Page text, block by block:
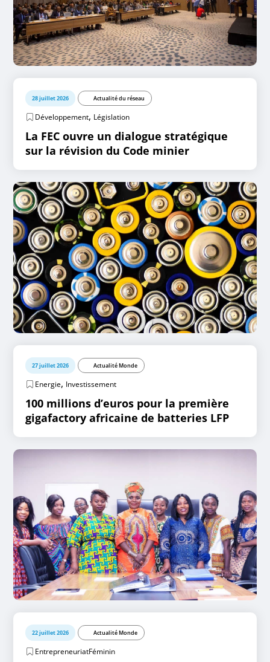
28 juillet 2026 Actualité du réseau
Développement, Législation
La FEC ouvre un dialogue stratégique
sur la révision du Code minier
27 juillet 2026 Actualité Monde
Energie, Investissement
100 millions d’euros pour la première
gigafactory africaine de batteries LFP
22 juillet 2026 Actualité Monde
EntrepreneuriatFéminin